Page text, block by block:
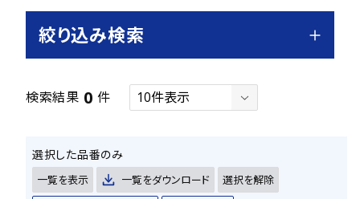
絞り込み検索
検索結果 0 件
選択した品番のみ
一覧を表示 一覧をダウンロード
選択を解除